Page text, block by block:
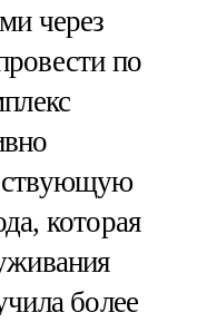
через
по
которая
более